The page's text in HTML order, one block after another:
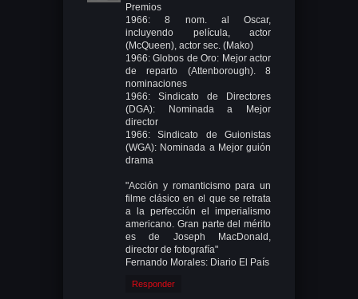
Premios
1966: 8 nom. al Oscar,
incluyendo película, actor
(McQueen), actor sec. (Mako)
1966: Globos de Oro: Mejor actor
de reparto (Attenborough). 8
nominaciones
1966: Sindicato de Directores
(DGA): Nominada a Mejor
director
1966: Sindicato de Guionistas
(WGA): Nominada a Mejor guión
drama
"Acción y romanticismo para un
filme clásico en el que se retrata
a la perfección el imperialismo
americano. Gran parte del mérito
es de Joseph MacDonald,
director de fotografía"
Fernando Morales: Diario El País
Responder